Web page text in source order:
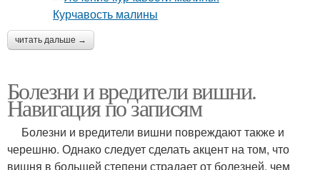
читать дальше →
Болезни и вредители вишни.
Навигация по записям
Болезни и вредители вишни повреждают также и
черешню. Однако следует сделать акцент на том, что
вишня в большей степени страдает от болезней, чем